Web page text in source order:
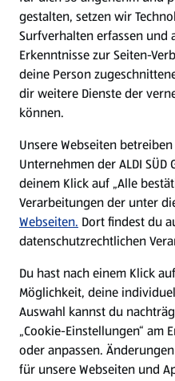
Über ALDI SÜD
Filialen
Nachhaltigkeit
Karriere
Presse
Hilfe & Kontakt
(öffnet in einem neuen Tab)
Unternehmen
gestalten, setzen wir
Surfverhalten erfassen und
Erkenntnisse zur Seiten-
deine Person
dir weitere Dienste der
können.
Unsere Webseiten
Unternehmen der ALDI
deinem Klick auf „Alle
Verarbeitungen der unter
Webseiten. Dort findest du
datenschutzrechtlichen
Du hast nach einem Klick
Möglichkeit, deine
Auswahl kannst du
„Cookie-Einstellungen“ am
oder anpassen.
für unsere Webseiten und